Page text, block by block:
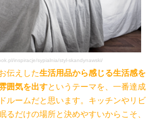
inspiracje/sypialnia/styl-skandynawski/
伝えした生活用品から感じる生活感を
囲気を出すというテーマを、一番達成
ルームだと思います。キッチンやリビ
るだけの場所と決めやすいからこそ、